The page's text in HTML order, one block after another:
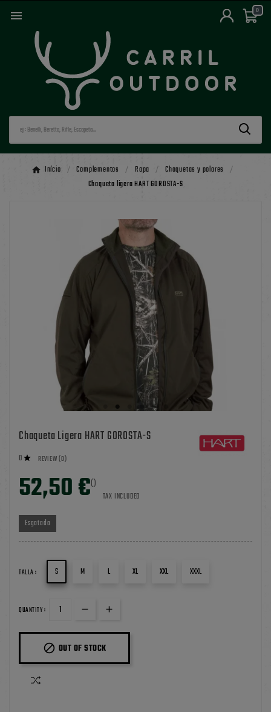
 0
Início Complementos Ropa
Chaquetas y polares
Chaqueta ligera HART GOROSTA-S
Chaqueta Ligera HART GOROSTA-S
0  REVIEW (0)
52,50 €()
TAX INCLUDED
Esgotado
TALLA : S M L XL XXL XXXL
QUANTITY :
 OUT OF STOCK